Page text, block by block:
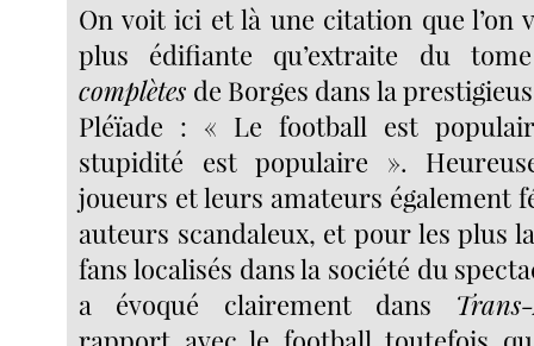
On voit ici et là une citation que l’on
plus édifiante qu’extraite du
complètes de Borges dans la
Pléïade : « Le football est
stupidité est populaire ».
joueurs et leurs amateurs également
auteurs scandaleux, et pour les plus
fans localisés dans la société du
a évoqué clairement dans